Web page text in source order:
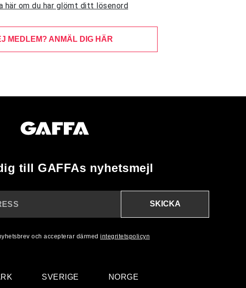
här om du har glömt ditt lösenord
MEDLEM? ANMÄL DIG HÄR
till GAFFAs nyhetsmejl
SKICKA
och accepterar därmed integritetspolicyn
SVERIGE NORGE